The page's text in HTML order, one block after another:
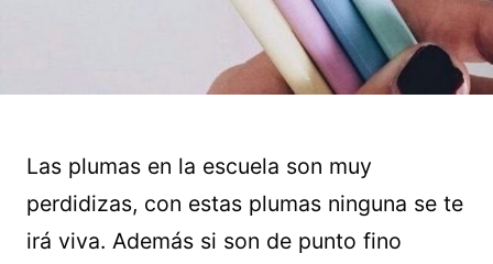
Las plumas en la escuela son muy
perdidizas, con estas plumas ninguna se te
irá viva. Además si son de punto fino